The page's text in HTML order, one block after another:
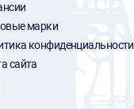
марки
конфиденциальности
сайта